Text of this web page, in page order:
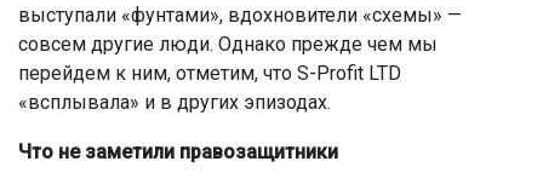
выступали «фунтами», вдохновители «схемы» —
совсем другие люди. Однако прежде чем мы
перейдем к ним, отметим, что S-Profit LTD
«всплывала» и в других эпизодах.
Что не заметили правозащитники